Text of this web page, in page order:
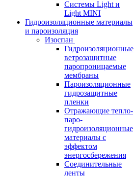
Системы Light и
Light MINI
Гидроизоляционные материалы
и пароизоляция
Изоспан
Гидроизоляционные
ветрозащитные
паропроницаемые
мембраны
Пароизоляционные
гидрозащитные
пленки
Отражающие тепло-
паро-
гидроизоляционные
материалы с
эффектом
энергосбережения
Соединительные
ленты